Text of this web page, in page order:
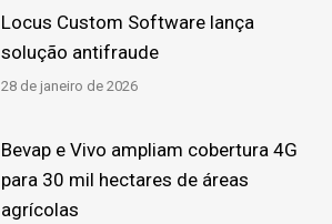
Locus Custom Software lança
solução antifraude
28 de janeiro de 2026
Bevap e Vivo ampliam cobertura 4G
para 30 mil hectares de áreas
agrícolas